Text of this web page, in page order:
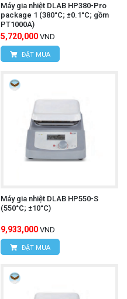
Máy gia nhiệt DLAB HP380-Pro
package 1 (380°C; ±0.1°C; gồm
PT1000A)
5,720,000 VND
ĐẶT MUA
Máy gia nhiệt DLAB HP550-S
(550°C; ±10°C)
9,933,000 VND
ĐẶT MUA